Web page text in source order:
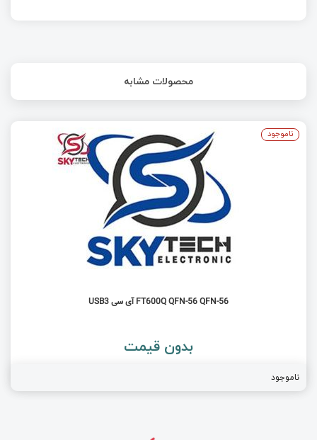
محصولات مشابه
FT600Q QFN-56 QFN-56 آی سی USB3
بدون قیمت
ناموجود
ناموجود